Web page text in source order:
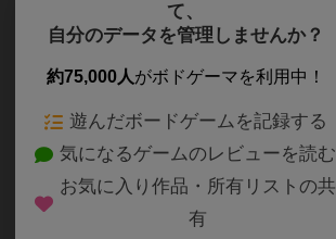
刈谷市にオープンしたシュピールです！
ボドゲリストも徐々更新していきます！
よろしくお願いします！
て、
自分のデータを管理しませんか？
約75,000人がボドゲーマを利用中！
遊んだボードゲームを記録する
気になるゲームのレビューを読む
お気に入り作品・所有リストの共
有